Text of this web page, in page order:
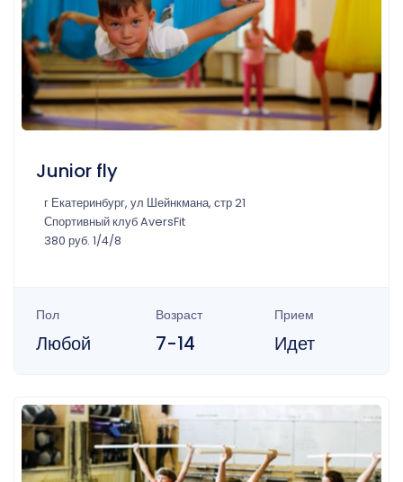
Junior fly
г Екатеринбург, ул Шейнкмана, стр 21
Спортивный клуб AversFit
380 руб. 1/4/8
Пол
Любой
Возраст
7-14
Прием
Идет